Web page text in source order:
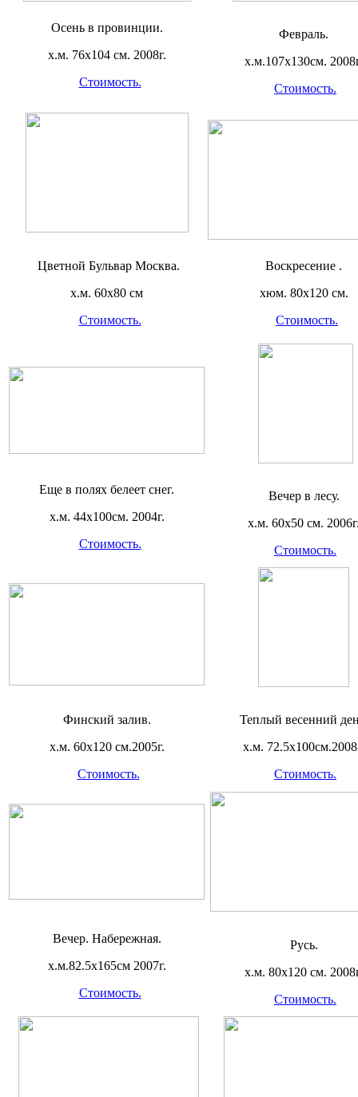
Осень в провинции.
х.м. 76х104 см. 2008г.
Стоимость.
Февраль.
х.м.107х130см.
Стоимость.
Цветной Бульвар Москва.
х.м. 60х80 см
Стоимость.
Воскресение .
хюм. 80х120 см.
Стоимость.
Еще в полях белеет снег.
х.м. 44х100см. 2004г.
Стоимость.
Вечер в лесу.
х.м. 60х50 см.
Стоимость.
Финский залив.
х.м. 60х120 см.2005г.
Стоимость.
Теплый весенний
х.м.
Стоимость.
Вечер. Набережная.
х.м.82.5х165см 2007г.
Стоимость.
Русь.
х.м. 80х120 см.
Стоимость.